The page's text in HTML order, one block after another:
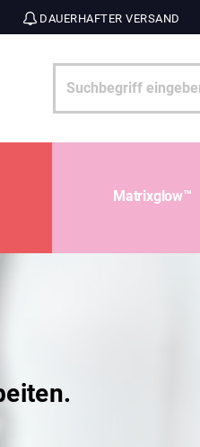
DAUERHAFTER VERSAND
Matrixglow™